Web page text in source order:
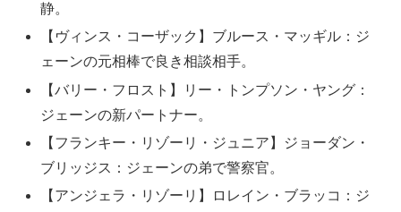
静。
【ヴィンス・コーザック】ブルース・マッギル：ジ
ェーンの元相棒で良き相談相手。
【バリー・フロスト】リー・トンプソン・ヤング：
ジェーンの新パートナー。
【フランキー・リゾーリ・ジュニア】ジョーダン・
ブリッジス：ジェーンの弟で警察官。
【アンジェラ・リゾーリ】ロレイン・ブラッコ：ジ